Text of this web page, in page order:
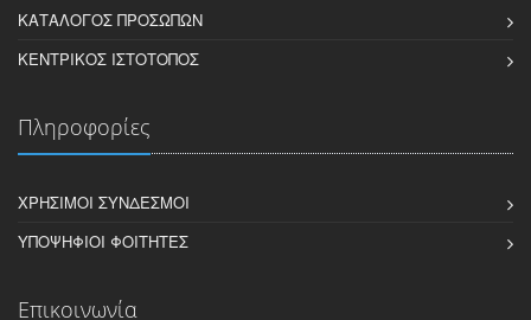
ΚΑΤΆΛΟΓΟΣ ΠΡΟΣΏΠΩΝ
ΚΕΝΤΡΙΚΌΣ ΙΣΤΌΤΟΠΟΣ
Πληροφορίες
ΧΡΉΣΙΜΟΙ ΣΎΝΔΕΣΜΟΙ
ΥΠΟΨΉΦΙΟΙ ΦΟΙΤΗΤΈΣ
Επικοινωνία